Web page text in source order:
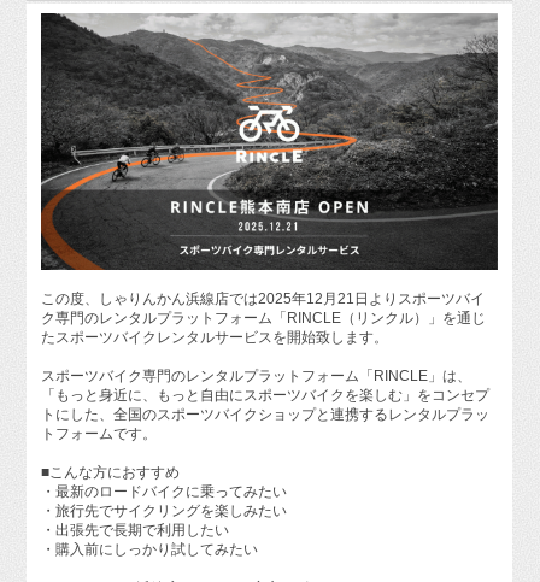
この度、しゃりんかん浜線店では2025年12月21日よりスポーツバイ
ク専門のレンタルプラットフォーム「RINCLE（リンクル）」を通じ
たスポーツバイクレンタルサービスを開始致します。
スポーツバイク専門のレンタルプラットフォーム「RINCLE」は、
「もっと身近に、もっと自由にスポーツバイクを楽しむ」をコンセプ
トにした、全国のスポーツバイクショップと連携するレンタルプラッ
トフォームです。
■こんな方におすすめ
・最新のロードバイクに乗ってみたい
・旅行先でサイクリングを楽しみたい
・出張先で長期で利用したい
・購入前にしっかり試してみたい